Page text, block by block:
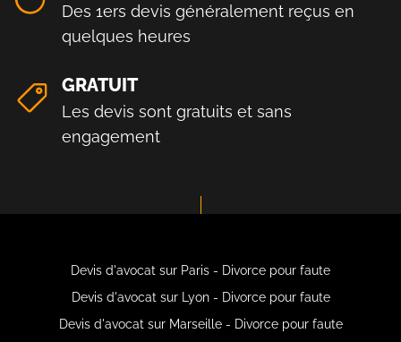
Des 1ers devis généralement reçus en
quelques heures
GRATUIT
Les devis sont gratuits et sans
engagement
Devis d'avocat sur Paris - Divorce pour faute
Devis d'avocat sur Lyon - Divorce pour faute
Devis d'avocat sur Marseille - Divorce pour faute